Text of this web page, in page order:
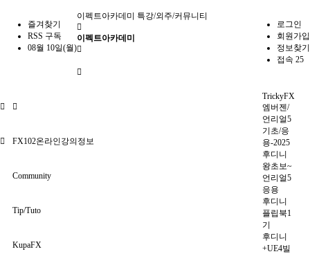
즐겨찾기
RSS 구독
08월 10일(월)
로그인
회원가입
정보찾기
접속 25
이펙트아카데미 특강/외주/커뮤니티
이펙트아카데미
FX102온라인강의정보
Community
Tip/Tuto
KupaFX
TrickyFX
엠버젠/
언리얼5
기초/응
용-2025
후디니
왕초보~
언리얼5
응용
후디니
플립북1
기
후디니
+UE4빌